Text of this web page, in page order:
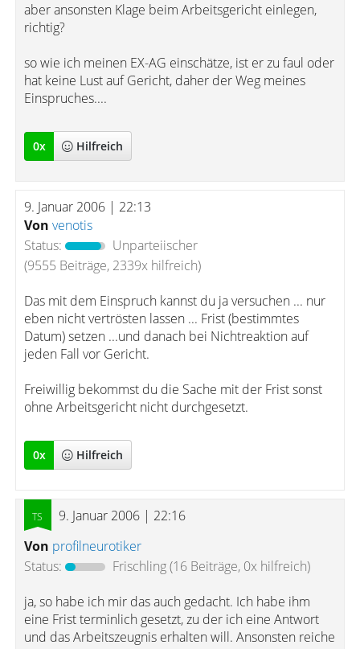
aber ansonsten Klage beim Arbeitsgericht einlegen,
richtig?
so wie ich meinen EX-AG einschätze, ist er zu faul oder
hat keine Lust auf Gericht, daher der Weg meines
Einspruches....
0x Hilfreich
9. Januar 2006 | 22:13
Von venotis
Status:
Unparteiischer
(9555 Beiträge, 2339x hilfreich)
Das mit dem Einspruch kannst du ja versuchen ... nur
eben nicht vertrösten lassen ... Frist (bestimmtes
Datum) setzen ...und danach bei Nichtreaktion auf
jeden Fall vor Gericht.
Freiwillig bekommst du die Sache mit der Frist sonst
ohne Arbeitsgericht nicht durchgesetzt.
0x Hilfreich
9. Januar 2006 | 22:16
Von profilneurotiker
Status:
Frischling(16 Beiträge, 0x hilfreich)
ja, so habe ich mir das auch gedacht. Ich habe ihm
eine Frist terminlich gesetzt, zu der ich eine Antwort
und das Arbeitszeugnis erhalten will. Ansonsten reiche